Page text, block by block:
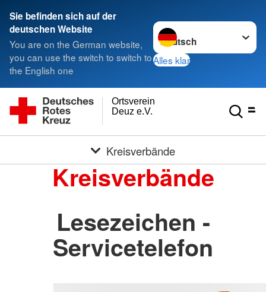
Sie befinden sich auf der
deutschen Website
You are on the German website,
you can use the switch to switch to
the English one
Sprache wechseln zu
Alles klar
Deuz e.V.
Ortsverein
Kreisverbände
Kreisverbände
Lesezeichen -
Servicetelefon